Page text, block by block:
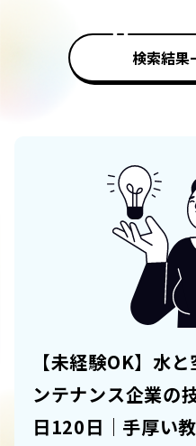
検索結果
【未経験OK】水
ンテナンス企業の
日120日｜手厚い